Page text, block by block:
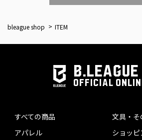
bleague shop ITEM
B.LEAGUE
OFFICIAL
すべての商品
アパレル
文具・そ
ショッ